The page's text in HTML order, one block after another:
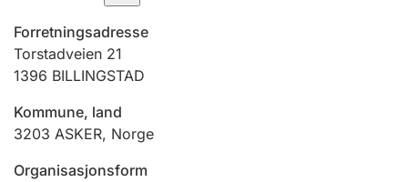
Tinglysing
Jeger
Ektepaktveileder
Forretningsadresse
Torstadveien 21
1396 BILLINGSTAD
Kommune, land
3203 ASKER, Norge
Organisasjonsform